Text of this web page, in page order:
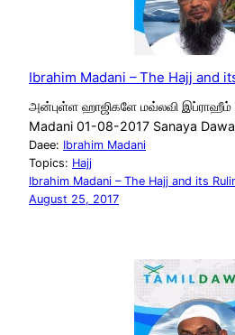
Ibrahim Madani – The Hajj and
அன்புள்ள ஹாஜிகளே மவ்லவி
Madani 01-08-2017 Sanaya
Daee: Ibrahim Madani
Topics: Hajj
Ibrahim Madani – The Hajj and its
August 25, 2017